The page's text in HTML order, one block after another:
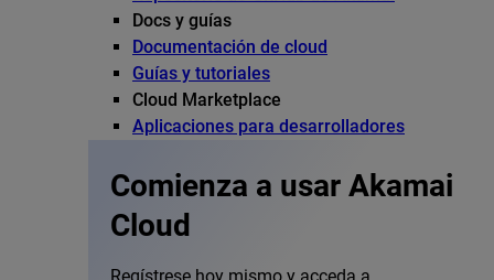
Docs y guías
Documentación de cloud
Guías y tutoriales
Cloud Marketplace
Aplicaciones para desarrolladores
Comienza a usar Akamai
Cloud